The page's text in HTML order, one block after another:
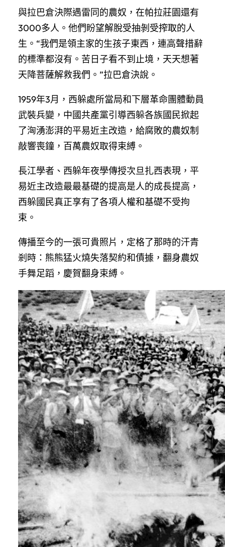
與拉巴倉決際遇雷同的農奴，在帕拉莊園還有
3000多人。他們盼望解脫受抽剝受搾取的人
生。“我們是領主家的生孩子東西，連高聲措辭
的標準都沒有。苦日子看不到止境，天天想著
天降菩薩解救我們。”拉巴倉決說。
1959年3月，西躲處所當局和下層革命團體動員
武裝兵變，中國共產黨引導西躲各族國民掀起
了洶湧澎湃的平易近主改造，給腐敗的農奴制
敲響喪鐘，百萬農奴取得束縛。
長江學者、西躲年夜學傳授次旦扎西表現，平
易近主改造最最基礎的提高是人的成長提高，
西躲國民真正享有了各項人權和基礎不受拘
束。
傳播至今的一張可貴照片，定格了那時的汗青
剎時：熊熊猛火燒失落契約和債據，翻身農奴
手舞足蹈，慶賀翻身束縛。